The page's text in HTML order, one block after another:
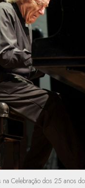
na Celebração dos 25 anos